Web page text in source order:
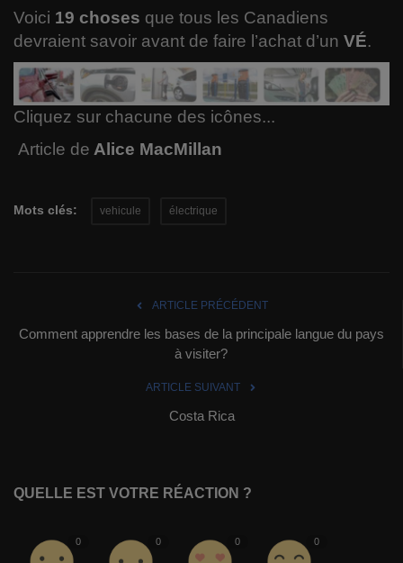
Langues
Musique
Voyages
Espace
Automobile
Voici 19 choses que tous les Canadiens
devraient savoir avant de faire l’achat d’un VÉ.
Cliquez sur chacune des icônes...
Article de Alice MacMillan
Mots clés: vehicule électrique
ARTICLE PRÉCÉDENT
Comment apprendre les bases de la principale langue du pays
à visiter?
ARTICLE SUIVANT
Costa Rica
QUELLE EST VOTRE RÉACTION ?
0 0 0 0